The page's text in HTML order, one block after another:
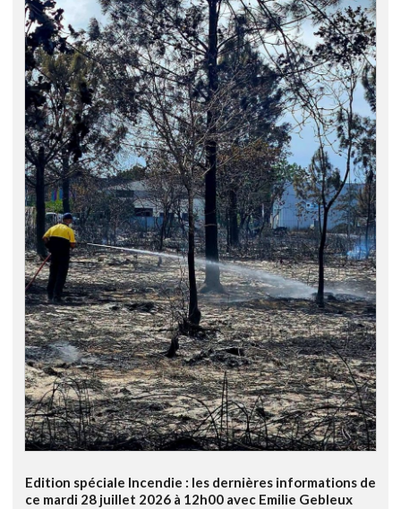
Edition spéciale Incendie : les dernières informations de
ce mardi 28 juillet 2026 à 12h00 avec Emilie Gebleux